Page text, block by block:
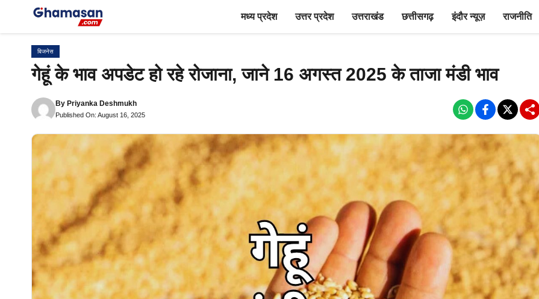
मध्य प्रदेश उत्तर प्रदेश उत्तराखंड छत्तीसगढ़ इंदौर न्यूज़ राजनीति
बिजनेस
गेहूं के भाव अपडेट हो रहे रोजाना, जाने 16 अगस्त 2025 के ताजा मंडी भाव
By Priyanka Deshmukh
Published On: August 16, 2025